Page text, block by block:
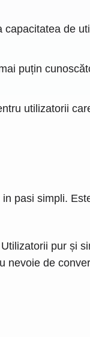
capacitatea de
puțin
utilizatorii
in pasi simpli.
pur și
nevoie de